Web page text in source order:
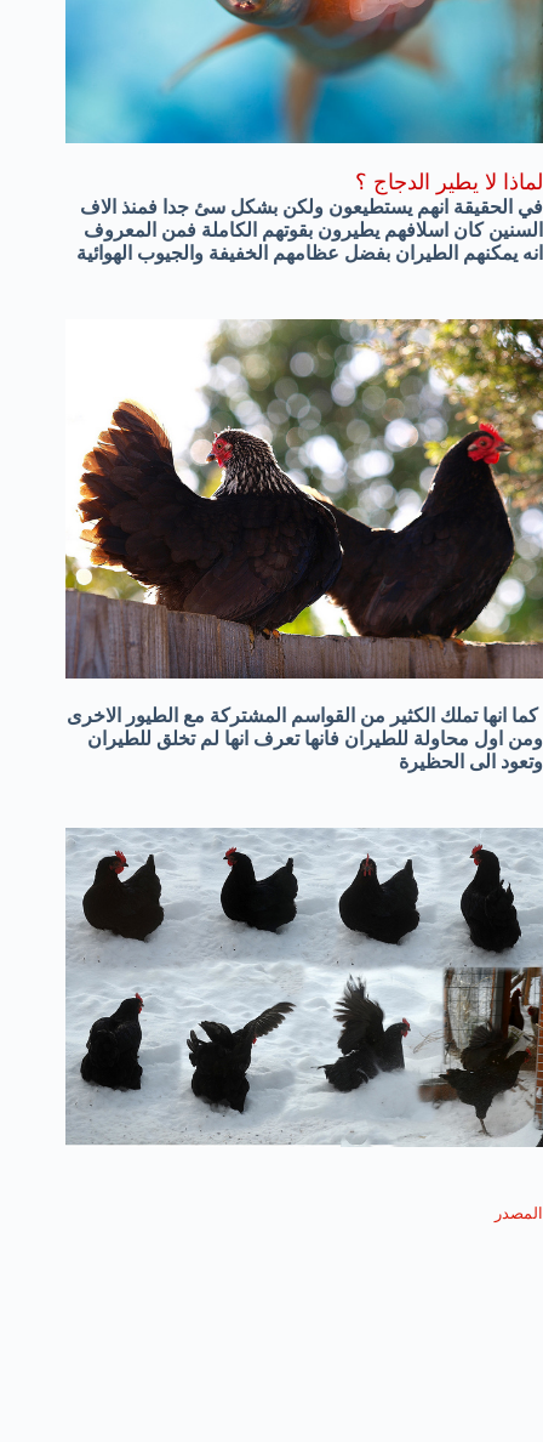
لماذا لا يطير الدجاج ؟
في الحقيقة انهم يستطيعون ولكن بشكل سئ جدا فمنذ الاف
السنين كان اسلافهم يطيرون بقوتهم الكاملة فمن المعروف
انه يمكنهم الطيران بفضل عظامهم الخفيفة والجيوب الهوائية
كما انها تملك الكثير من القواسم المشتركة مع الطيور الاخرى
ومن اول محاولة للطيران فانها تعرف انها لم تخلق للطيران
وتعود الى الحظيرة
المصدر